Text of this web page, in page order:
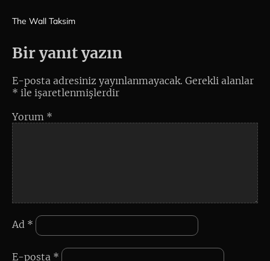
The Wall Taksim
Bir yanıt yazın
E-posta adresiniz yayınlanmayacak. Gerekli alanlar
* ile işaretlenmişlerdir
Yorum *
Ad *
E-posta *